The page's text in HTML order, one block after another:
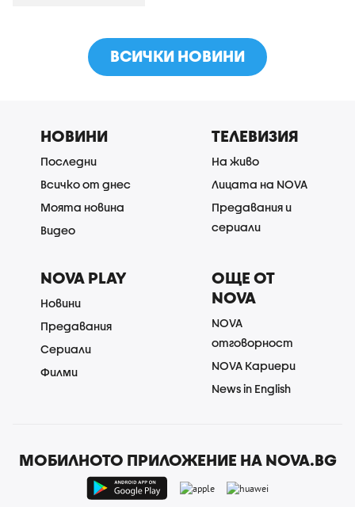
ВСИЧКИ НОВИНИ
НОВИНИ
Последни
Всичко от днес
Моята новина
Видео
ТЕЛЕВИЗИЯ
На живо
Лицата на NOVA
Предавания и
сериали
NOVA PLAY
Новини
Предавания
Сериали
Филми
ОЩЕ ОТ
NOVA
NOVA
отговорност
NOVA Кариери
News in English
МОБИЛНОТО ПРИЛОЖЕНИЕ НА NOVA.BG